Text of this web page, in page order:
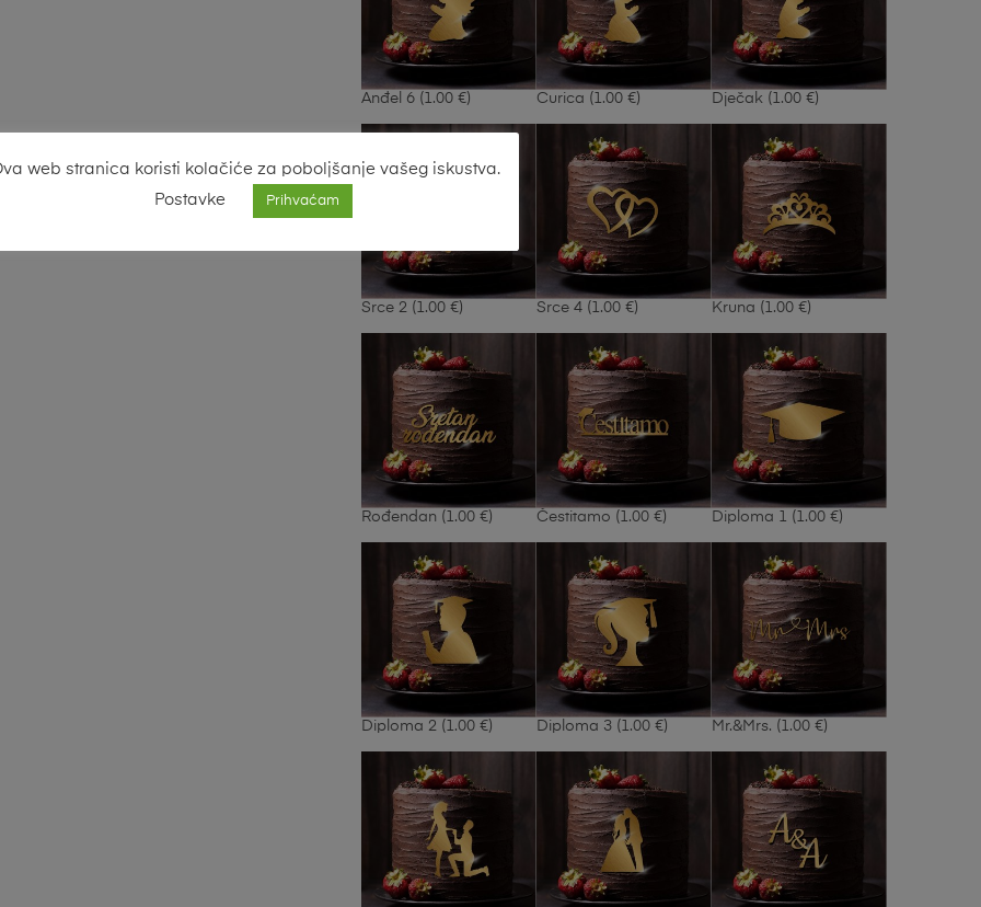
Anđel 6 (1.00 €) Curica (1.00 €) Dječak (1.00 €)
Srce 2 (1.00 €) Srce 4 (1.00 €) Kruna (1.00 €)
Rođendan (1.00 €) Čestitamo (1.00 €) Diploma 1 (1.00 €)
Diploma 2 (1.00 €) Diploma 3 (1.00 €) Mr.&Mrs. (1.00 €)
web stranica koristi kolačiće za poboljšanje vašeg iskustva.
Postavke
Prihvaćam